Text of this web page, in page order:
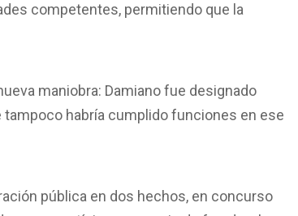
competentes, permitiendo que la
maniobra: Damiano fue designado
tampoco habría cumplido funciones en ese
pública en dos hechos, en concurso